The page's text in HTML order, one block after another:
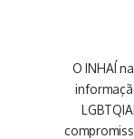
O INHAÍ